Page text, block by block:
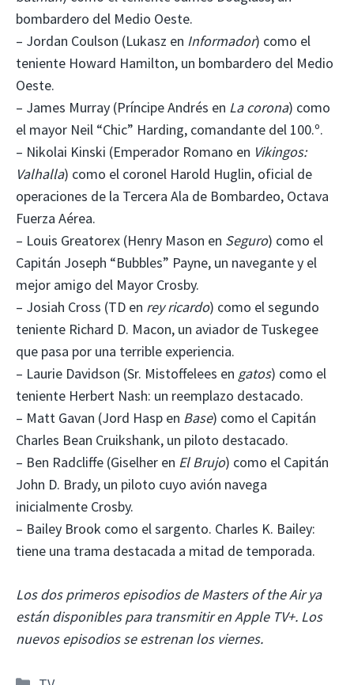
bombardero del Medio Oeste.
– Jordan Coulson (Lukasz en Informador) como el
teniente Howard Hamilton, un bombardero del Medio
Oeste.
– James Murray (Príncipe Andrés en La corona) como
el mayor Neil “Chic” Harding, comandante del 100.º.
– Nikolai Kinski (Emperador Romano en Vikingos:
Valhalla) como el coronel Harold Huglin, oficial de
operaciones de la Tercera Ala de Bombardeo, Octava
Fuerza Aérea.
– Louis Greatorex (Henry Mason en Seguro) como el
Capitán Joseph “Bubbles” Payne, un navegante y el
mejor amigo del Mayor Crosby.
– Josiah Cross (TD en rey ricardo) como el segundo
teniente Richard D. Macon, un aviador de Tuskegee
que pasa por una terrible experiencia.
– Laurie Davidson (Sr. Mistoffelees en gatos) como el
teniente Herbert Nash: un reemplazo destacado.
– Matt Gavan (Jord Hasp en Base) como el Capitán
Charles Bean Cruikshank, un piloto destacado.
– Ben Radcliffe (Giselher en El Brujo) como el Capitán
John D. Brady, un piloto cuyo avión navega
inicialmente Crosby.
– Bailey Brook como el sargento. Charles K. Bailey:
tiene una trama destacada a mitad de temporada.
Los dos primeros episodios de Masters of the Air ya
están disponibles para transmitir en Apple TV+. Los
nuevos episodios se estrenan los viernes.
Categorías